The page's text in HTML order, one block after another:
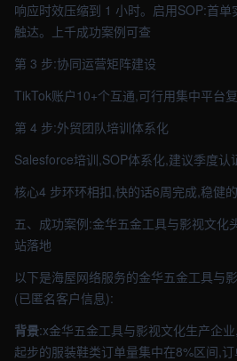
响应时效压缩到 1 小时。启用SOP:首
触达。上千成功案例可查
第 3 步:协同运营矩阵建设
TikTok账户10+个互通,可行用集中平台复
第 4 步:外贸团队培训体系化
Salesforce培训,SOP体系化,建议季度认
核心4 步环环相扣,快的话6周完成,稳健的
五、成功案例:金华五金工具与影视文化
站落地
以下是海屋网络服务的金华五金工具与
(已匿名客户信息):
背景:x金华五金工具与影视文化生产企
起步的服装鞋类订单量集中在8%区间,订